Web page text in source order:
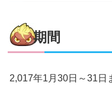
期間
2,017年1月30日～31日